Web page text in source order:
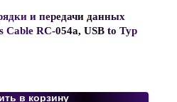
и передачи данных
RC-054a, USB to Type-
в корзину